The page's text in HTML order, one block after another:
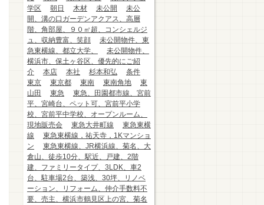
学区
朝日 木材 未公開
未公
開、溝の口ガーデンアクアス、高層
階、角部屋、９０㎡超、コンシェルジ
ュ、収納豊富、笑顔
未公開物件、東
急東横線、都立大学、
未公開物件、
横浜市、保土ヶ谷区、優先的にご紹
介
本店 本社 杉本和弘
条件
東京
東京都 東南 東南角地
東
山田
東急
東急、田園都市線、宮前
平、宮崎台、ペット可、宮前平小学
校、宮前平中学校、オープンルーム、
現地販売会
東急大井町線
東急東横
線
東急東横線，祐天寺，1Kマンショ
ン
東急東横線、JR横浜線、菊名、大
倉山、徒歩10分、駅近、戸建、2階
建、ファミリータイプ、3LDK、車2
台、駐車場2台、築浅、30坪、リノベ
ーション、リフォーム、仲介手数料不
要、売主、横浜市鶴見区上の宮、菊名